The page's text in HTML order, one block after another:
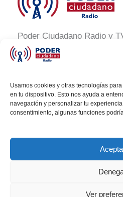
Usamos cookies y otras tecnologías
en tu dispositivo. Esto nos ayuda a
navegación y personalizar tu
consentimiento, algunas funciones
Ver
Poder Ciudadano Radio y
buscan un México
Nuestro compromiso es
transformación social a
veraces y al alcance de